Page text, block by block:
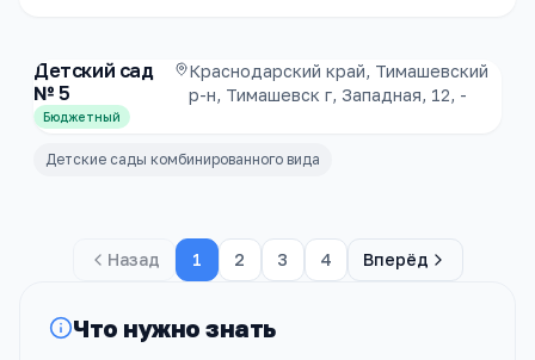
Детский сад
№ 5
Бюджетный
Краснодарский край, Тимашевский
р-н, Тимашевск г, Западная, 12, -
Детские сады комбинированного вида
Назад 1 2 3 4 Вперёд
Что нужно знать